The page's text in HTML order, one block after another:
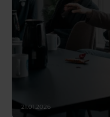
21.01.2026